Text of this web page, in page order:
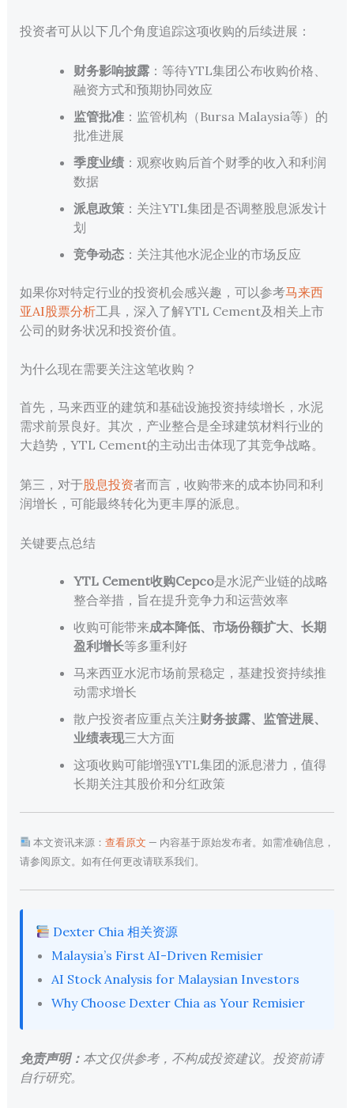
投资者可从以下几个角度追踪这项收购的后续进展：
财务影响披露：等待YTL集团公布收购价格、
融资方式和预期协同效应
监管批准：监管机构（Bursa Malaysia等）的
批准进展
季度业绩：观察收购后首个财季的收入和利润
数据
派息政策：关注YTL集团是否调整股息派发计
划
竞争动态：关注其他水泥企业的市场反应
如果你对特定行业的投资机会感兴趣，可以参考马来西
亚AI股票分析工具，深入了解YTL Cement及相关上市
公司的财务状况和投资价值。
为什么现在需要关注这笔收购？
首先，马来西亚的建筑和基础设施投资持续增长，水泥
需求前景良好。其次，产业整合是全球建筑材料行业的
大趋势，YTL Cement的主动出击体现了其竞争战略。
第三，对于股息投资者而言，收购带来的成本协同和利
润增长，可能最终转化为更丰厚的派息。
关键要点总结
YTL Cement收购Cepco是水泥产业链的战略
整合举措，旨在提升竞争力和运营效率
收购可能带来成本降低、市场份额扩大、长期
盈利增长等多重利好
马来西亚水泥市场前景稳定，基建投资持续推
动需求增长
散户投资者应重点关注财务披露、监管进展、
业绩表现三大方面
这项收购可能增强YTL集团的派息潜力，值得
长期关注其股价和分红政策
本文资讯来源：查看原文 — 内容基于原始发布者。如需准确信息，
请参阅原文。如有任何更改请联系我们。
Dexter Chia 相关资源
Malaysia’s First AI-Driven Remisier
AI Stock Analysis for Malaysian Investors
Why Choose Dexter Chia as Your Remisier
免责声明： 本文仅供参考，不构成投资建议。投资前请
自行研究。